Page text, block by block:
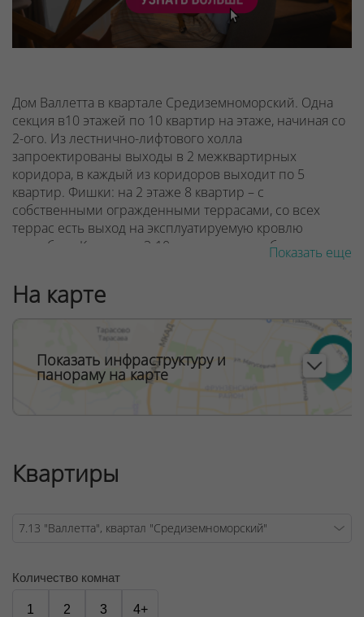
Дом Валлетта в квартале Средиземноморский. Одна
секция в10 этажей по 10 квартир на этаже, начиная со
2-ого. Из лестнично-лифтового холла
запроектированы выходы в 2 межквартирных
коридора, в каждый из коридоров выходит по 5
квартир. Фишки: на 2 этаже 8 квартир – с
собственными огражденными террасами, со всех
террас есть выход на эксплуатируемую кровлю
стилобата. Квартиры 3-10 этажа типовые, балконы - с
ограждением экранного типа из безопасного стекла.
На первом этаже размещены коммерческие
помещения. Кровля дома не эксплуатируемая
ООО "Твоя столицаконсалт", УНП 190285638, лицензия
№02240/129 от 06.09.06г.
Договор на оказание риэлтерских услуг № 447/6, от
Показать еще
На карте
Показать инфраструктуру и
панораму на карте
Квартиры
Количество комнат
1 2 3 4+